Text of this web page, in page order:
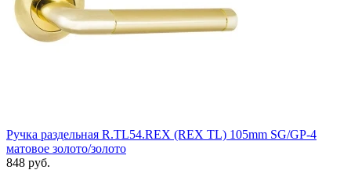
Ручка раздельная R.TL54.REX (REX TL) 105mm SG/GP-4
матовое золото/золото
848 руб.